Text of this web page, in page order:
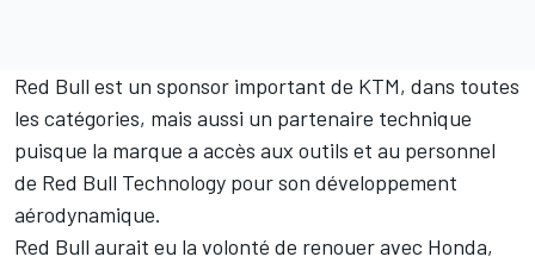
Red Bull est un sponsor important de KTM, dans toutes
les catégories, mais aussi un partenaire technique
puisque la marque a accès aux outils et au personnel
de Red Bull Technology pour son développement
aérodynamique.
Red Bull aurait eu la volonté de renouer avec Honda,